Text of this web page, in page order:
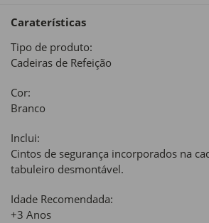
Caraterísticas
Tipo de produto:
Cadeiras de Refeição
Cor:
Branco
Inclui:
Cintos de segurança incorporados na
tabuleiro desmontável.
Idade Recomendada:
+3 Anos